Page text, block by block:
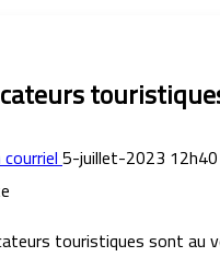
5-juillet-2023 12h40